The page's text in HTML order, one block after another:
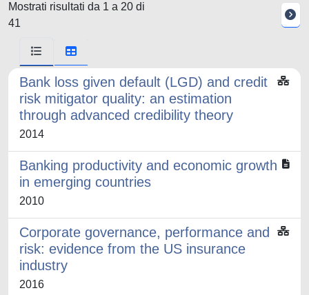
Mostrati risultati da 1 a 20 di
41
Bank loss given default (LGD) and credit
risk mitigator quality: an estimation
through advanced credibility theory
2014
Banking productivity and economic growth
in emerging countries
2010
Corporate governance, performance and
risk: evidence from the US insurance
industry
2016